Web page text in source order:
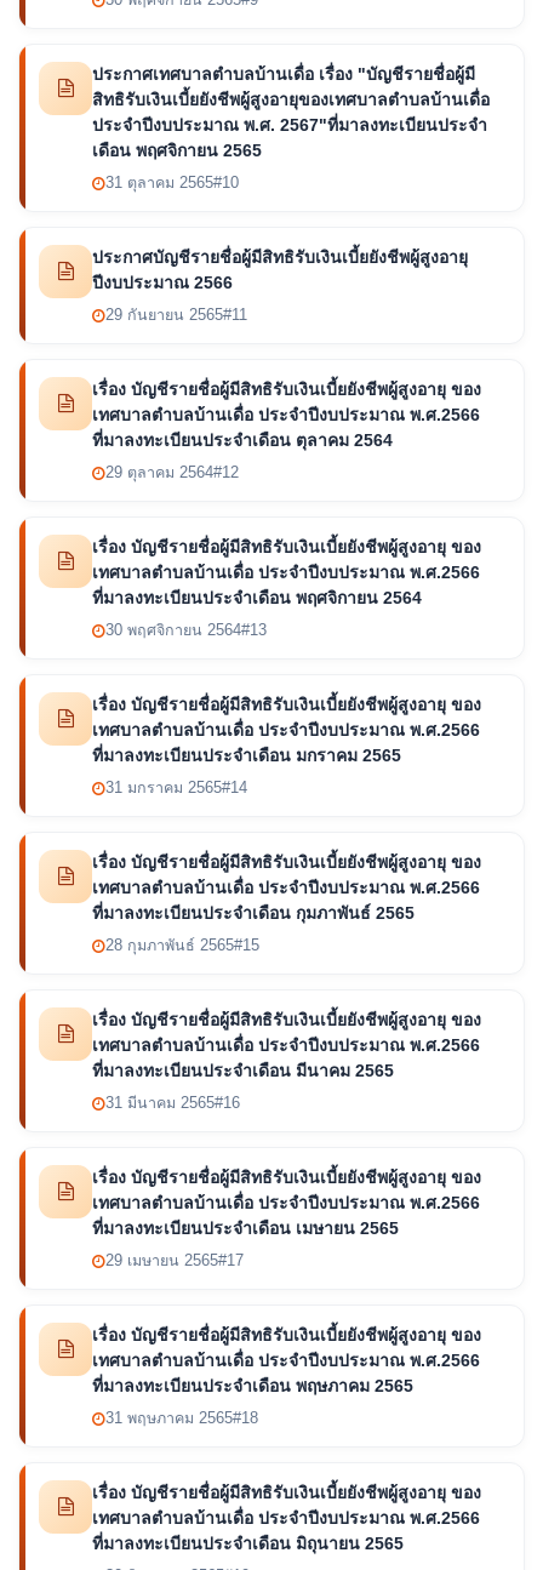
ประกาศเทศบาลตำบลบ้านเดื่อ เรื่อง "บัญชีรายชื่อผู้มี
สิทธิรับเงินเบี้ยยังชีพผู้สูงอายุของเทศบาลตำบลบ้านเดื่อ
ประจำปีงบประมาณ พ.ศ. 2567"ที่มาลงทะเบียนประจำ
เดือน พฤศจิกายน 2565
31 ตุลาคม 2565#10
ประกาศบัญชีรายชื่อผู้มีสิทธิรับเงินเบี้ยยังชีพผู้สูงอายุ
ปีงบประมาณ 2566
29 กันยายน 2565#11
เรื่อง บัญชีรายชื่อผู้มีสิทธิรับเงินเบี้ยยังชีพผู้สูงอายุ ของ
เทศบาลตำบลบ้านเดื่อ ประจำปีงบประมาณ พ.ศ.2566
ที่มาลงทะเบียนประจำเดือน ตุลาคม 2564
29 ตุลาคม 2564#12
เรื่อง บัญชีรายชื่อผู้มีสิทธิรับเงินเบี้ยยังชีพผู้สูงอายุ ของ
เทศบาลตำบลบ้านเดื่อ ประจำปีงบประมาณ พ.ศ.2566
ที่มาลงทะเบียนประจำเดือน พฤศจิกายน 2564
30 พฤศจิกายน 2564#13
เรื่อง บัญชีรายชื่อผู้มีสิทธิรับเงินเบี้ยยังชีพผู้สูงอายุ ของ
เทศบาลตำบลบ้านเดื่อ ประจำปีงบประมาณ พ.ศ.2566
ที่มาลงทะเบียนประจำเดือน มกราคม 2565
31 มกราคม 2565#14
เรื่อง บัญชีรายชื่อผู้มีสิทธิรับเงินเบี้ยยังชีพผู้สูงอายุ ของ
เทศบาลตำบลบ้านเดื่อ ประจำปีงบประมาณ พ.ศ.2566
ที่มาลงทะเบียนประจำเดือน กุมภาพันธ์ 2565
28 กุมภาพันธ์ 2565#15
เรื่อง บัญชีรายชื่อผู้มีสิทธิรับเงินเบี้ยยังชีพผู้สูงอายุ ของ
เทศบาลตำบลบ้านเดื่อ ประจำปีงบประมาณ พ.ศ.2566
ที่มาลงทะเบียนประจำเดือน มีนาคม 2565
31 มีนาคม 2565#16
เรื่อง บัญชีรายชื่อผู้มีสิทธิรับเงินเบี้ยยังชีพผู้สูงอายุ ของ
เทศบาลตำบลบ้านเดื่อ ประจำปีงบประมาณ พ.ศ.2566
ที่มาลงทะเบียนประจำเดือน เมษายน 2565
29 เมษายน 2565#17
เรื่อง บัญชีรายชื่อผู้มีสิทธิรับเงินเบี้ยยังชีพผู้สูงอายุ ของ
เทศบาลตำบลบ้านเดื่อ ประจำปีงบประมาณ พ.ศ.2566
ที่มาลงทะเบียนประจำเดือน พฤษภาคม 2565
31 พฤษภาคม 2565#18
เรื่อง บัญชีรายชื่อผู้มีสิทธิรับเงินเบี้ยยังชีพผู้สูงอายุ ของ
เทศบาลตำบลบ้านเดื่อ ประจำปีงบประมาณ พ.ศ.2566
ที่มาลงทะเบียนประจำเดือน มิถุนายน 2565